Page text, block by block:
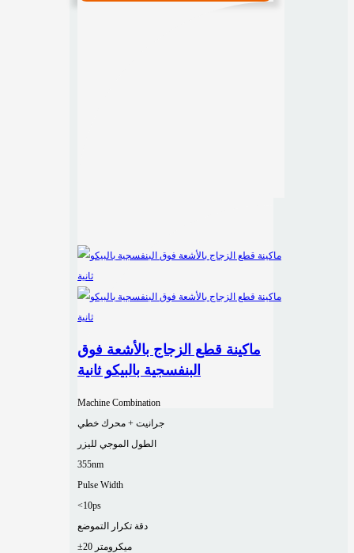
ماكينة قطع الزجاج بالأشعة فوق
البنفسجية بالبيكو ثانية
Machine Combination
جرانيت + محرك خطي
الطول الموجي لليزر
355nm
Pulse Width
<10ps
دقة تكرار التموضع
±20 ميكرومتر